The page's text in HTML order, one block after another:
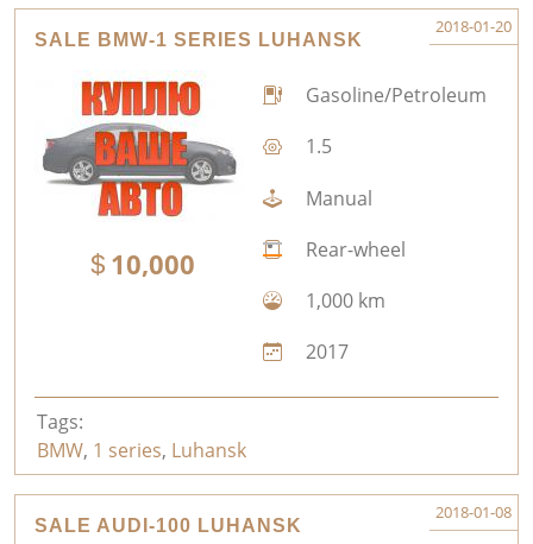
SALE BMW-1 SERIES LUHANSK
2018-01-20
10,000
Gasoline/Petroleum
1.5
Manual
Rear-wheel
1,000 km
2017
Tags:
BMW, 1 series, Luhansk
SALE AUDI-100 LUHANSK
2018-01-08